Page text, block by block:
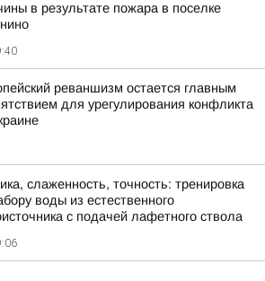
в результате пожара в поселке
реваншизм остается главным
для урегулирования конфликта
слаженность, точность: тренировка
воды из естественного
с подачей лафетного ствола